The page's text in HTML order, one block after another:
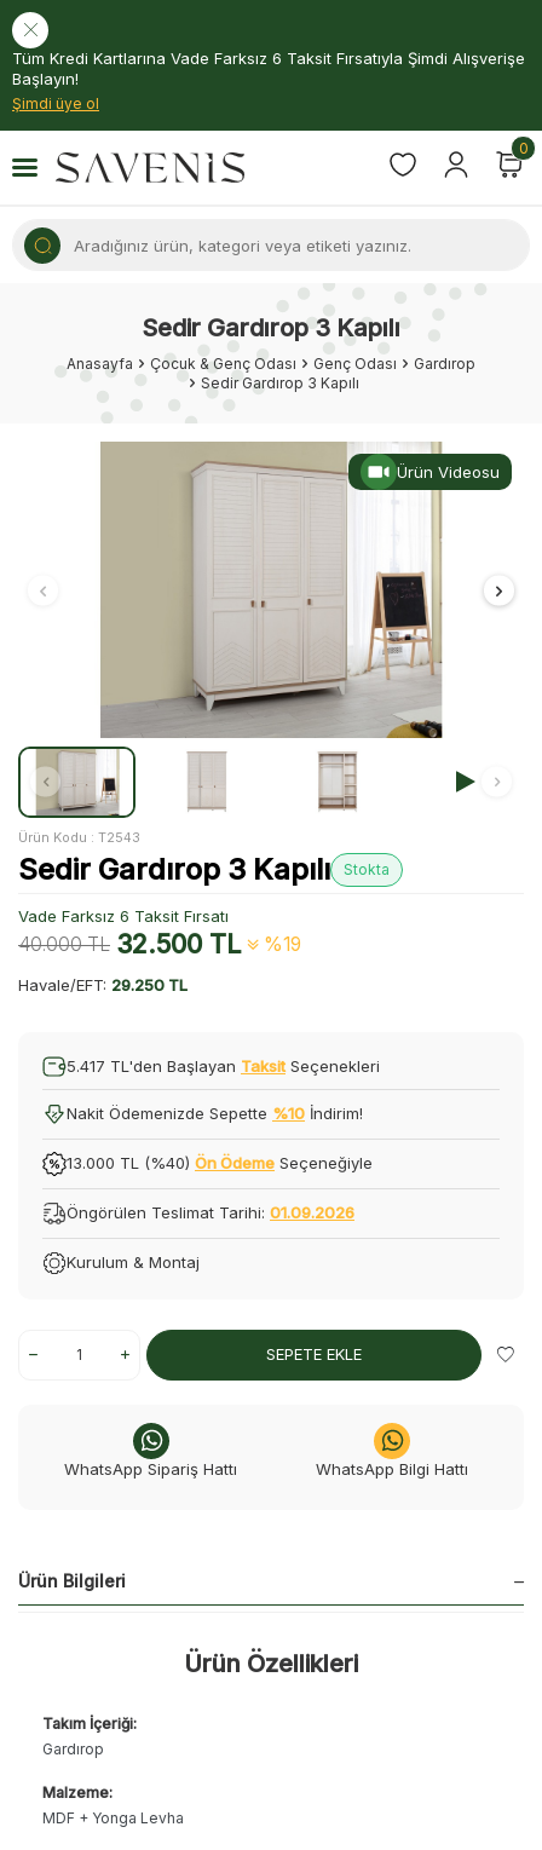
Tüm Kredi Kartlarına Vade Farksız 6 Taksit Fırsatıyla Şimdi Alışverişe
Başlayın!
Şimdi üye ol
0
Sedir Gardırop 3 Kapılı
Anasayfa Çocuk & Genç Odası Genç Odası
Gardırop
Sedir Gardırop 3 Kapılı
Ürün Videosu
Ürün Kodu : T2543
Sedir Gardırop 3 Kapılı Stokta
Vade Farksız 6 Taksit Fırsatı
40.000TL 32.500TL %19
Havale/EFT: 29.250 TL
5.417 TL'den Başlayan Taksit Seçenekleri
Nakit Ödemenizde Sepette %10 İndirim!
13.000 TL (%40) Ön Ödeme Seçeneğiyle
Öngörülen Teslimat Tarihi: 01.09.2026
Kurulum & Montaj
SEPETE EKLE
WhatsApp Sipariş Hattı WhatsApp Bilgi Hattı
Ürün Bilgileri
Ürün Özellikleri
Takım İçeriği:
Gardırop
Malzeme:
MDF + Yonga Levha